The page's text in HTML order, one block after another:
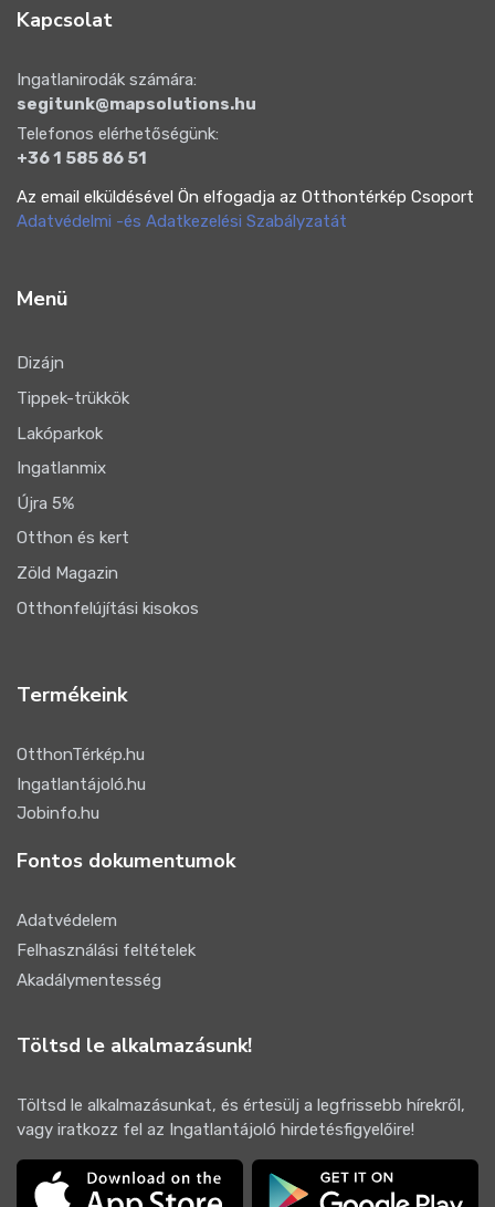
Kapcsolat
Ingatlanirodák számára:
segitunk@mapsolutions.hu
Telefonos elérhetőségünk:
+36 1 585 86 51
Az email elküldésével Ön elfogadja az Otthontérkép Csoport
Adatvédelmi -és Adatkezelési Szabályzatát
Menü
Dizájn
Tippek-trükkök
Lakóparkok
Ingatlanmix
Újra 5%
Otthon és kert
Zöld Magazin
Otthonfelújítási kisokos
Termékeink
OtthonTérkép.hu
Ingatlantájoló.hu
Jobinfo.hu
Fontos dokumentumok
Adatvédelem
Felhasználási feltételek
Akadálymentesség
Töltsd le alkalmazásunk!
Töltsd le alkalmazásunkat, és értesülj a legfrissebb hírekről,
vagy iratkozz fel az Ingatlantájoló hirdetésfigyelőire!